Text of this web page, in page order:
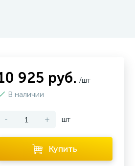
925 руб. /шт
В наличии
- + шт
Купить